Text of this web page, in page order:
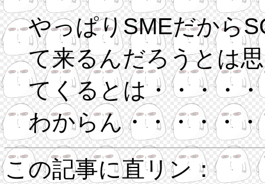
やっぱりSMEだから
て来るんだろうとは
てくるとは・・・・
わからん・・・・・
この記事に直リン：